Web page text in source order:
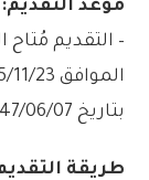
موعد التقديم:
بتاريخ 1447/06/07هـ الموافق 2025/11/28م.
طريقة